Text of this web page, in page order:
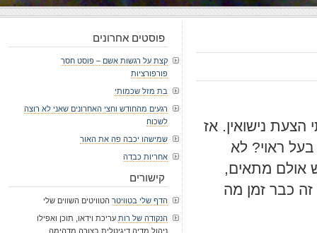
נישואין. אז
ראוי? לא
אולם מתאים,
כבר זמן מה
פוסטים אחרונים
קצת על רגשות אשם – פוסט חסר
פורפורציות
בת מזל שכמותי
רגעים מהחודש וחצי האחרונים שאני לא רוצה
לשכוח
שמישהו יכבה פה את האור
אחריות כבדה
קישורים
הדף שלי בטוויטרהטוויטים השווים שלי
הנקודה של רותעריכת וידאו, תוכן ואפילו
ניהול מדיה דיגיטלית בצורה מדהימה